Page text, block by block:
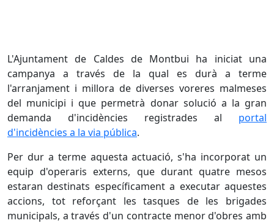
L'Ajuntament de Caldes de Montbui ha iniciat una
campanya a través de la qual es durà a terme
l'arranjament i millora de diverses voreres malmeses
del municipi i que permetrà donar solució a la gran
demanda d'incidències registrades al portal
d'incidències a la via pública.
Per dur a terme aquesta actuació, s'ha incorporat un
equip d'operaris externs, que durant quatre mesos
estaran destinats específicament a executar aquestes
accions, tot reforçant les tasques de les brigades
municipals, a través d'un contracte menor d'obres amb